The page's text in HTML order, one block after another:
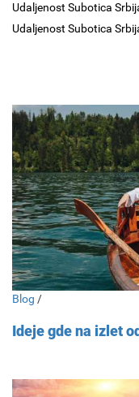
Udaljenost Subotica
Udaljenost Subotica
Blog /
Ideje gde na izlet